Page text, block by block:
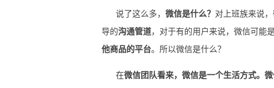
说了这么多， 微信是什么？ 对上班族来说
导的沟通管道，对于有的用户来说，微信可能
他商品的平台。所以微信是什么？
在微信团队看来，微信是一个生活方式。